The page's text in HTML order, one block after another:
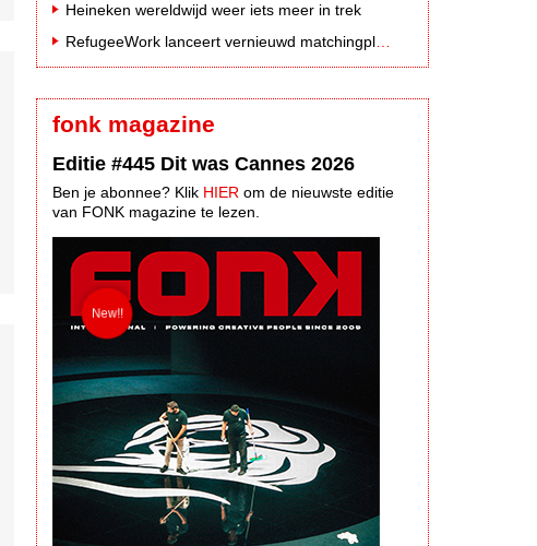
Heineken wereldwijd weer iets meer in trek
RefugeeWork lanceert vernieuwd matchingplatform voor nieuwkomers en werkgevers
fonk magazine
Editie #445 Dit was Cannes 2026
Ben je abonnee? Klik HIER om de nieuwste editie
van FONK magazine te lezen.